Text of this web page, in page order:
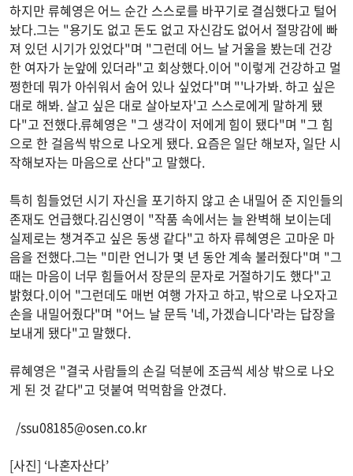
하지만 류혜영은 어느 순간 스스로를 바꾸기로 결심했다고 털어
놨다.그는 "용기도 없고 돈도 없고 자신감도 없어서 절망감에 빠
져 있던 시기가 있었다"며 "그런데 어느 날 거울을 봤는데 건강
한 여자가 눈앞에 있더라"고 회상했다.이어 "이렇게 건강하고 멀
쩡한데 뭐가 아쉬워서 숨어 있나 싶었다"며 "'나가봐. 하고 싶은
대로 해봐. 살고 싶은 대로 살아보자'고 스스로에게 말하게 됐
다"고 전했다.류혜영은 "그 생각이 저에게 힘이 됐다"며 "그 힘
으로 한 걸음씩 밖으로 나오게 됐다. 요즘은 일단 해보자, 일단 시
작해보자는 마음으로 산다"고 말했다.
특히 힘들었던 시기 자신을 포기하지 않고 손 내밀어 준 지인들의
존재도 언급했다.김신영이 "작품 속에서는 늘 완벽해 보이는데
실제로는 챙겨주고 싶은 동생 같다"고 하자 류혜영은 고마운 마
음을 전했다.그는 "미란 언니가 몇 년 동안 계속 불러줬다"며 "그
때는 마음이 너무 힘들어서 장문의 문자로 거절하기도 했다"고
밝혔다.이어 "그런데도 매번 여행 가자고 하고, 밖으로 나오자고
손을 내밀어줬다"며 "어느 날 문득 '네, 가겠습니다'라는 답장을
보내게 됐다"고 말했다.
류혜영은 "결국 사람들의 손길 덕분에 조금씩 세상 밖으로 나오
게 된 것 같다"고 덧붙여 먹먹함을 안겼다.
/ssu08185@osen.co.kr
[사진] ‘나혼자산다’